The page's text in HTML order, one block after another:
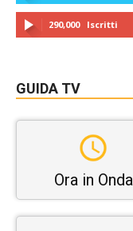
290,000 Iscritti
GUIDA TV
Ora in Onda